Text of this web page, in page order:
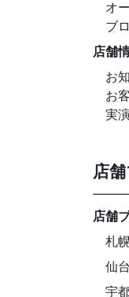
オ
ブ
店舗
お
お
実
店
店舗
札
仙
宇